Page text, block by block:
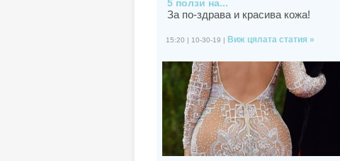
5 ползи на...
За по-здрава и красива кожа!
15:20 | 10-30-19 | Виж цялата статия »